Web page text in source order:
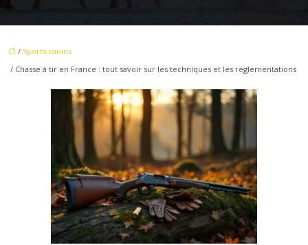
/ Sports canins
/ Chasse à tir en France : tout savoir sur les techniques et les réglementations